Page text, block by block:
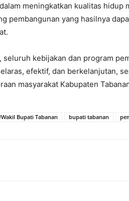
meningkatkan kualitas hidup
pembangunan yang hasilnya
seluruh kebijakan dan program
efektif, dan berkelanjutan,
masyarakat Kabupaten
Bupati Tabanan bupati tabanan